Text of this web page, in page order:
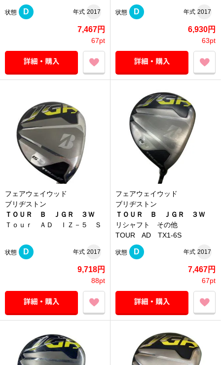
状態 D 年式 2017
7,467円
67pt
状態 D 年式 2017
6,930円
63pt
フェアウェイウッド
ブリヂストン
ＴＯＵＲ Ｂ ＪＧＲ ３Ｗ
Ｔｏｕｒ ＡＤ ＩＺ－５ Ｓ
状態 D 年式 2017
9,718円
88pt
フェアウェイウッド
ブリヂストン
ＴＯＵＲ Ｂ ＪＧＲ ３Ｗ
リシャフト その他
TOUR AD TX1-6S
状態 D 年式 2017
7,467円
67pt